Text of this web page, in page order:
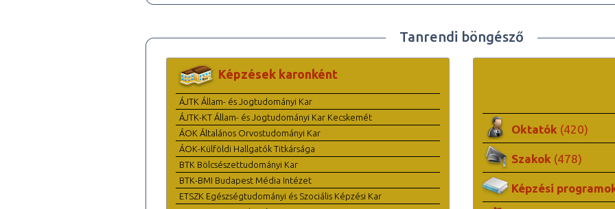
Tanrendi böngésző
Képzések karonként
ÁJTK Állam- és Jogtudományi Kar
ÁJTK-KT Állam- és Jogtudományi Kar Kecskemét
ÁOK Általános Orvostudományi Kar
ÁOK-Külföldi Hallgatók Titkársága
BTK Bölcsészettudományi Kar
BTK-BMI Budapest Média Intézet
ETSZK Egészségtudományi és Szociális Képzési Kar
Oktatók (420)
Szakok (478)
Képzési